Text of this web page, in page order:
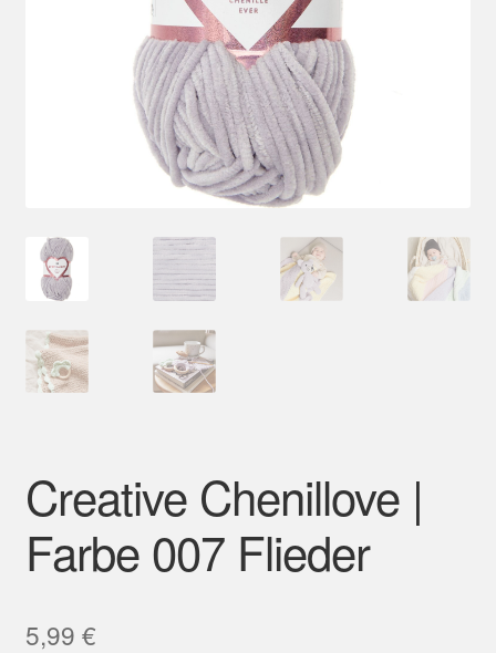
Creative Chenillove |
Farbe 007 Flieder
5,99 €